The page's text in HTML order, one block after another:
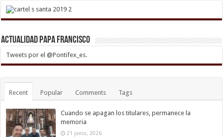
Actualidad Papa Francisco
Tweets por el @Pontifex_es.
Recent Popular Comments Tags
Cuando se apagan los titulares, permanece la
memoria
21 junio, 2026